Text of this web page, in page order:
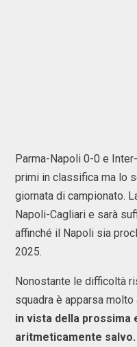
Parma-Napoli 0-0 e
primi in classifica ma lo
giornata di campionato.
Napoli-Cagliari e sarà
affinché il Napoli sia
2025.
Nonostante le difficoltà
squadra è apparsa
in vista della prossima
aritmeticamente salvo.